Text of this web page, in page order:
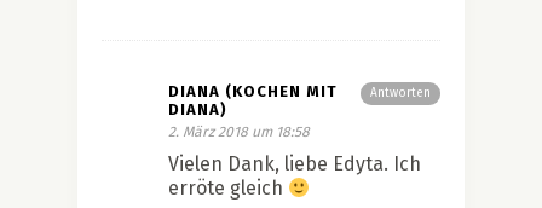
Antworten
DIANA (KOCHEN MIT
DIANA)
2. März 2018 um 18:58
Vielen Dank, liebe Edyta. Ich
erröte gleich